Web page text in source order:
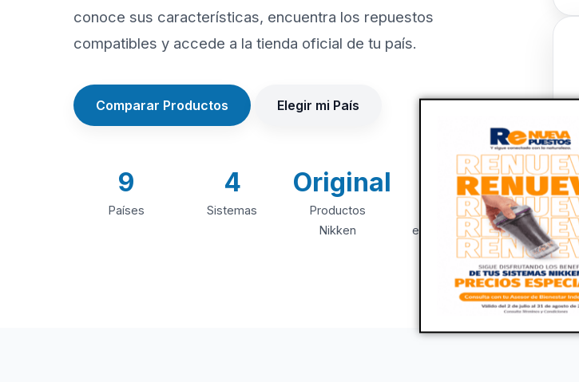
conoce sus características, encuentra los repuestos
compatibles y accede a la tienda oficial de tu país.
Comparar Productos Elegir mi País
9
Países
4
Sistemas
Original
Productos
Nikken
+20
Años de
experiencia